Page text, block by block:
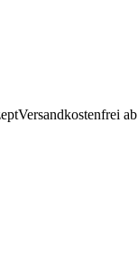
Versandkostenfrei